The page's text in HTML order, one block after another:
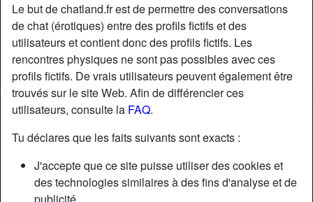
Le but de chatland.fr est de permettre des conversations
de chat (érotiques) entre des profils fictifs et des
utilisateurs et contient donc des profils fictifs. Les
rencontres physiques ne sont pas possibles avec ces
profils fictifs. De vrais utilisateurs peuvent également être
trouvés sur le site Web. Afin de différencier ces
utilisateurs, consulte la FAQ.
Tu déclares que les faits suivants sont exacts :
J'accepte que ce site puisse utiliser des cookies et
des technologies similaires à des fins d'analyse et de
starAjouter chatDiscuter !